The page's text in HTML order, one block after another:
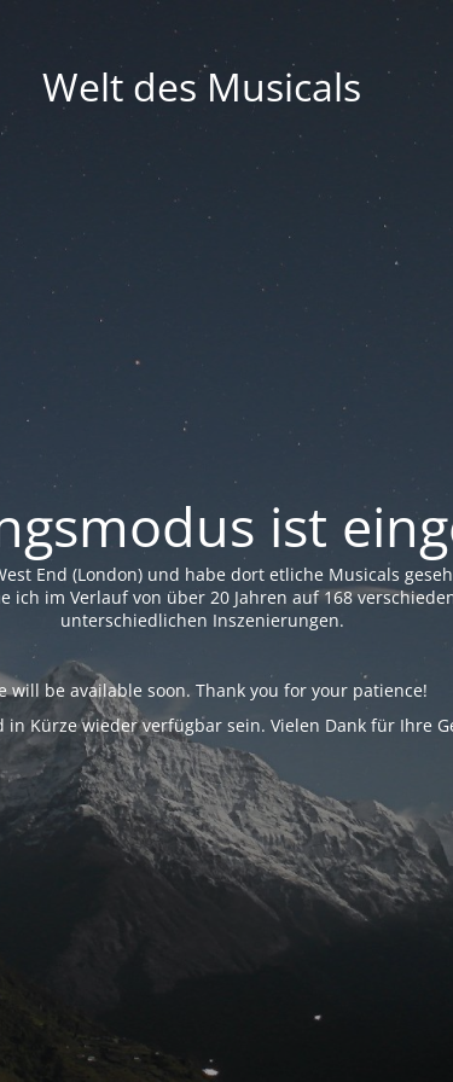
Welt des Musicals
ist
End (London) und habe dort etliche Musicals
ich im Verlauf von über 20 Jahren auf 168
unterschiedlichen Inszenierungen.
will be available soon. Thank you for your patience!
in Kürze wieder verfügbar sein. Vielen Dank für Ihre